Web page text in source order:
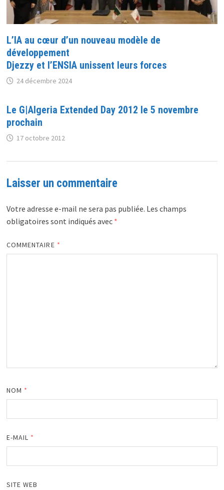
L’IA au cœur d’un nouveau modèle de
développement
Djezzy et l’ENSIA unissent leurs forces
24 décembre 2024
Le G|Algeria Extended Day 2012 le 5 novembre
prochain
17 octobre 2012
Laisser un commentaire
Votre adresse e-mail ne sera pas publiée. Les champs
obligatoires sont indiqués avec *
COMMENTAIRE *
NOM *
E-MAIL *
SITE WEB